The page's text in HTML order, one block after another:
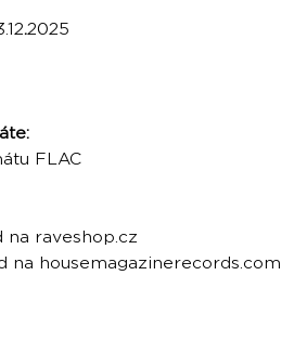
.2025
FLAC
na raveshop.cz
na housemagazinerecords.com